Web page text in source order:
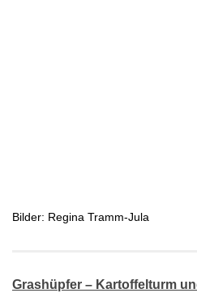
Bilder: Regina Tramm-Jula
Grashüpfer – Kartoffelturm